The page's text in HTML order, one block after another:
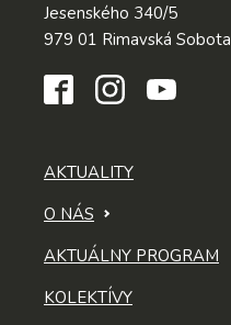
Jesenského 340/5
979 01 Rimavská Sobota
AKTUALITY
O NÁS
AKTUÁLNY PROGRAM
KOLEKTÍVY